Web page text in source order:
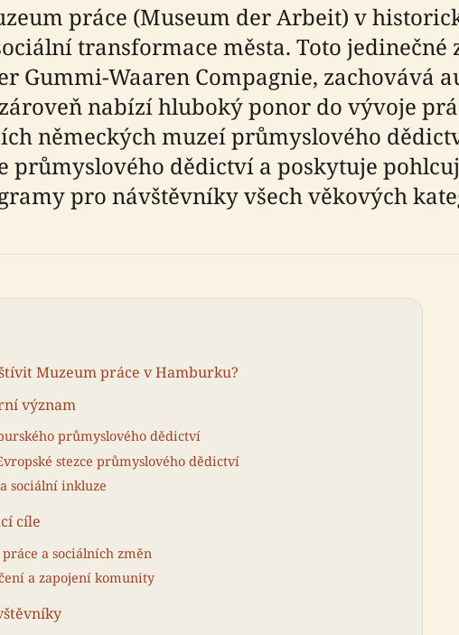
práce (Museum der Arbeit) v
transformace města. Toto
Gummi-Waaren Compagnie, zachovává
nabízí hluboký ponor do vývoje
německých muzeí průmyslového
průmyslového dědictví a poskytuje
pro návštěvníky všech věkových
Muzeum práce v Hamburku?
význam
průmyslového dědictví
stezce průmyslového dědictví
sociální inkluze
cíle
a sociálních změn
a zapojení komunity